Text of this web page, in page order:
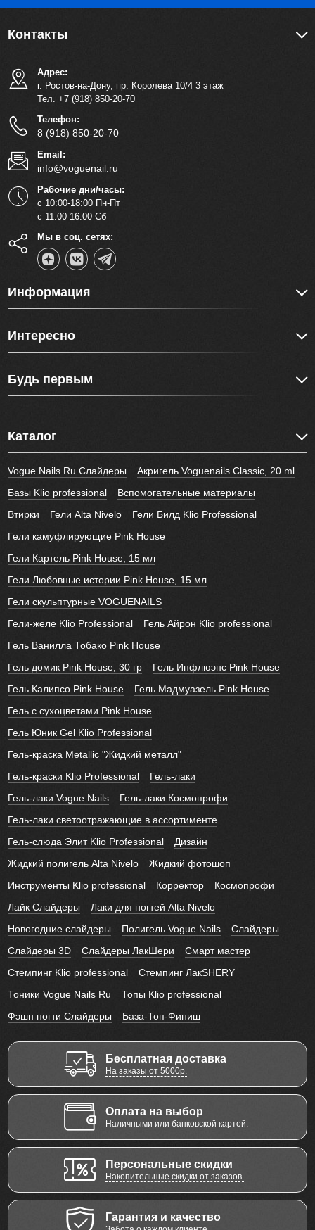
Контакты
Адрес:
г. Ростов-на-Дону, пр. Королева 10/4 3 этаж
Тел. +7 (918) 850-20-70
Телефон:
8 (918) 850-20-70
Email:
info@voguenail.ru
Рабочие дни/часы:
с 10:00-18:00 Пн-Пт
с 11:00-16:00 Сб
Мы в соц. сетях:
Информация
Интересно
Будь первым
Каталог
Vogue Nails Ru Слайдеры
Акригель Voguenails Classic, 20 ml
Базы Klio professional
Вспомогательные материалы
Втирки
Гели Alta Nivelo
Гели Билд Klio Professional
Гели камуфлирующие Pink House
Гели Картель Pink House, 15 мл
Гели Любовные истории Pink House, 15 мл
Гели скульптурные VOGUENAILS
Гели-желе Klio Professional
Гель Айрон Klio professional
Гель Ванилла Тобако Pink House
Гель домик Pink House, 30 гр
Гель Инфлюэнс Pink House
Гель Калипсо Pink House
Гель Мадмуазель Pink House
Гель с сухоцветами Pink House
Гель Юник Gel Klio Professional
Гель-краска Metallic "Жидкий металл"
Гель-краски Klio Professional
Гель-лаки
Гель-лаки Vogue Nails
Гель-лаки Космопрофи
Гель-лаки светоотражающие в ассортименте
Гель-слюда Элит Klio Professional
Дизайн
Жидкий полигель Alta Nivelo
Жидкий фотошоп
Инструменты Klio professional
Корректор
Космопрофи
Лайк Слайдеры
Лаки для ногтей Alta Nivelo
Новогодние слайдеры
Полигель Vogue Nails
Слайдеры
Слайдеры 3D
Слайдеры ЛакШери
Смарт мастер
Стемпинг Klio professional
Стемпинг ЛакSHERY
Тоники Vogue Nails Ru
Топы Klio professional
Фэшн ногти Слайдеры
База-Топ-Финиш
Бесплатная доставка
На заказы от 5000р.
Оплата на выбор
Наличными или банковской картой.
Персональные скидки
Накопительные скидки от заказов.
Гарантия и качество